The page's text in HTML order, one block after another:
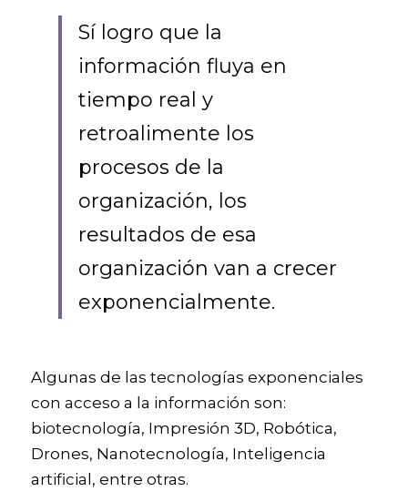
Sí logro que la
información fluya en
tiempo real y
retroalimente los
procesos de la
organización, los
resultados de esa
organización van a crecer
exponencialmente.
Algunas de las tecnologías exponenciales
con acceso a la información son:
biotecnología, Impresión 3D, Robótica,
Drones, Nanotecnología, Inteligencia
artificial, entre otras.